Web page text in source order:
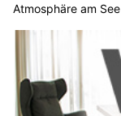
Atmosphäre am See